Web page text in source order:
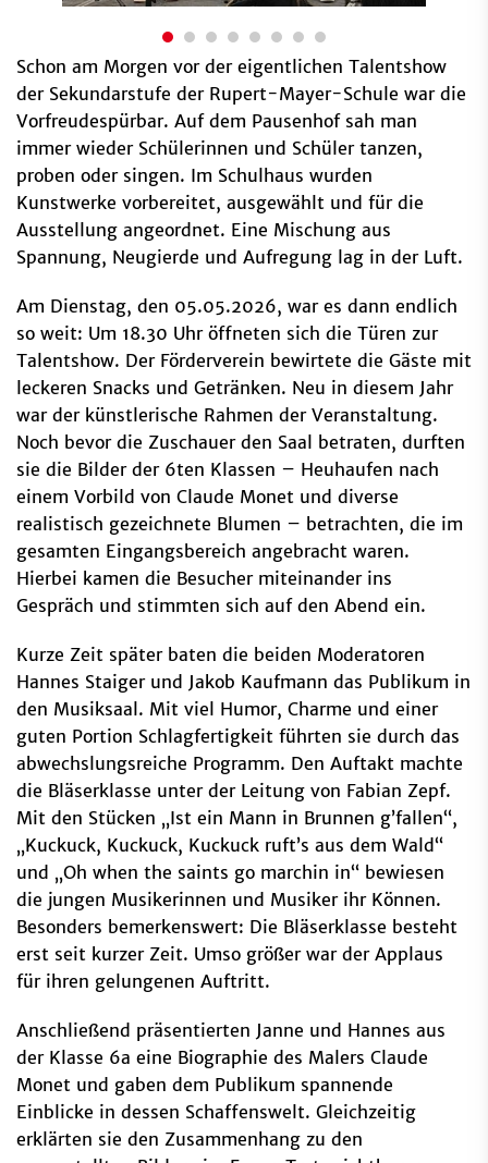
Schon am Morgen vor der eigentlichen Talentshow
der Sekundarstufe der Rupert-Mayer-Schule war die
Vorfreudespürbar. Auf dem Pausenhof sah man
immer wieder Schülerinnen und Schüler tanzen,
proben oder singen. Im Schulhaus wurden
Kunstwerke vorbereitet, ausgewählt und für die
Ausstellung angeordnet. Eine Mischung aus
Spannung, Neugierde und Aufregung lag in der Luft.
Am Dienstag, den 05.05.2026, war es dann endlich
so weit: Um 18.30 Uhr öffneten sich die Türen zur
Talentshow. Der Förderverein bewirtete die Gäste mit
leckeren Snacks und Getränken. Neu in diesem Jahr
war der künstlerische Rahmen der Veranstaltung.
Noch bevor die Zuschauer den Saal betraten, durften
sie die Bilder der 6ten Klassen – Heuhaufen nach
einem Vorbild von Claude Monet und diverse
realistisch gezeichnete Blumen – betrachten, die im
gesamten Eingangsbereich angebracht waren.
Hierbei kamen die Besucher miteinander ins
Gespräch und stimmten sich auf den Abend ein.
Kurze Zeit später baten die beiden Moderatoren
Hannes Staiger und Jakob Kaufmann das Publikum in
den Musiksaal. Mit viel Humor, Charme und einer
guten Portion Schlagfertigkeit führten sie durch das
abwechslungsreiche Programm. Den Auftakt machte
die Bläserklasse unter der Leitung von Fabian Zepf.
Mit den Stücken „Ist ein Mann in Brunnen g’fallen“,
„Kuckuck, Kuckuck, Kuckuck ruft’s aus dem Wald“
und „Oh when the saints go marchin in“ bewiesen
die jungen Musikerinnen und Musiker ihr Können.
Besonders bemerkenswert: Die Bläserklasse besteht
erst seit kurzer Zeit. Umso größer war der Applaus
für ihren gelungenen Auftritt.
Anschließend präsentierten Janne und Hannes aus
der Klasse 6a eine Biographie des Malers Claude
Monet und gaben dem Publikum spannende
Einblicke in dessen Schaffenswelt. Gleichzeitig
erklärten sie den Zusammenhang zu den